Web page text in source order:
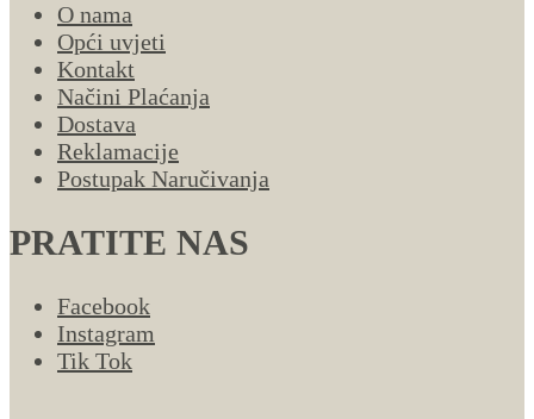
O nama
Opći uvjeti
Kontakt
Načini Plaćanja
Dostava
Reklamacije
Postupak Naručivanja
PRATITE NAS
Facebook
Instagram
Tik Tok